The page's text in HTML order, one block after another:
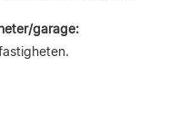
garage: